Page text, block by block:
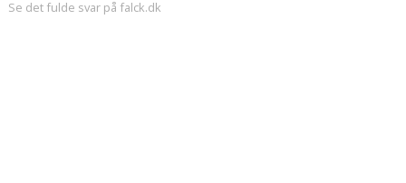
Se det fulde svar på falck.dk